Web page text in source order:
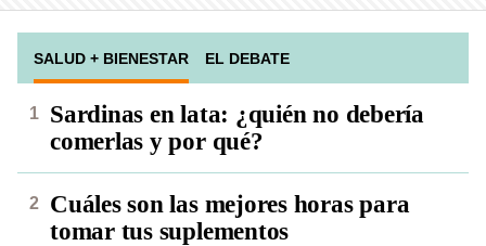
SALUD + BIENESTAR EL DEBATE
Sardinas en lata: ¿quién no debería
comerlas y por qué?
Cuáles son las mejores horas para
tomar tus suplementos